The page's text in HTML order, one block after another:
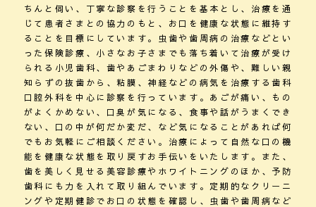
ちんと伺い、丁寧な診察を行うことを基本とし、治療を通
じて患者さまとの協力のもと、お口を健康な状態に維持す
ることを目標にしています。虫歯や歯周病の治療などとい
った保険診療、小さなお子さまでも落ち着いて治療が受け
られる小児歯科、歯やあごまわりなどの外傷や、難しい親
知らずの抜歯から、粘膜、神経などの病気を治療する歯科
口腔外科を中心に診察を行っています。あごが痛い、もの
がよくかめない、口臭が気になる、食事や話がうまくでき
ない、口の中が何だか変だ、など気になることがあれば何
でもお気軽にご相談ください。治療によって自然な口の機
能を健康な状態を取り戻すお手伝いをいたします。また、
歯を美しく見せる美容診療やホワイトニングのほか、予防
歯科にも力を入れて取り組んでいます。定期的なクリーニ
ングや定期健診でお口の状態を確認し、虫歯や歯周病など